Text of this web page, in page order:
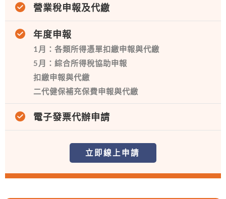
營業稅申報及代繳
年度申報
1月：各類所得憑單扣繳申報與代繳
5月：綜合所得稅協助申報
扣繳申報與代繳
二代健保補充保費申報與代繳
電子發票代辦申請
立即線上申請